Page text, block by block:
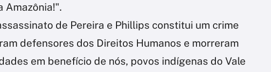
Amazônia!".
de Pereira e Phillips constitui um crime
defensores dos Direitos Humanos e morreram
em benefício de nós, povos indígenas do Vale